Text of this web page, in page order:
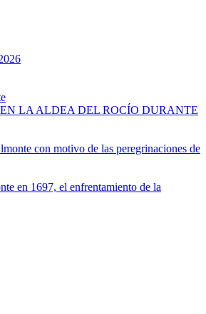
LA ALDEA DEL ROCÍO DURANTE
con motivo de las peregrinaciones de
en 1697, el enfrentamiento de la